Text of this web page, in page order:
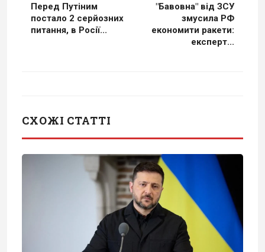
Перед Путіним
постало 2 серйозних
питання, в Росії...
"Бавовна" від ЗСУ
змусила РФ
економити ракети:
експерт...
СХОЖІ СТАТТІ